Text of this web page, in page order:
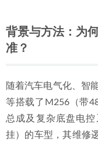
背景与方法：为
准？
随着汽车电气化、智
等搭载了M256（带
总成及复杂底盘电
挂）的车型，其维修